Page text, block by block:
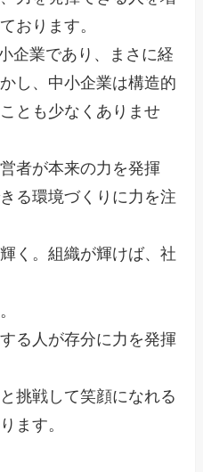
おります。
企業であり、まさに経
し、中小企業は構造的
とも少なくありませ
者が本来の力を発揮
る環境づくりに力を注
く。組織が輝けば、社
る人が存分に力を発揮
挑戦して笑顔になれる
ます。